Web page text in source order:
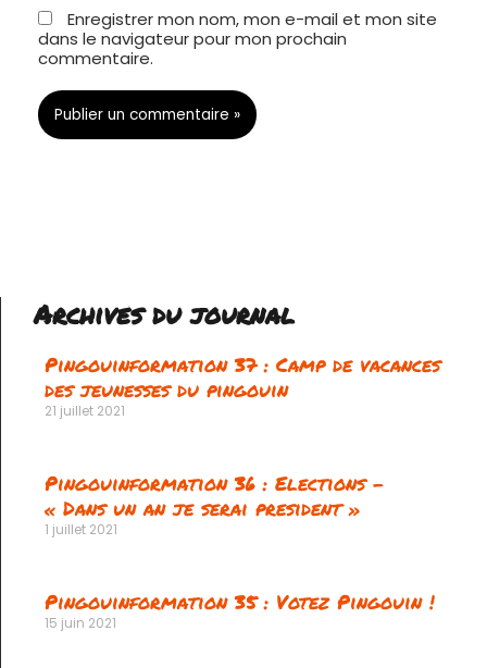
Enregistrer mon nom, mon e-mail et mon site
dans le navigateur pour mon prochain
commentaire.
Archives du journal
Pingouinformation 37 : Camp de vacances
des jeunesses du pingouin
21 juillet 2021
Pingouinformation 36 : Elections –
« Dans un an je serai president »
1 juillet 2021
Pingouinformation 35 : Votez Pingouin !
15 juin 2021